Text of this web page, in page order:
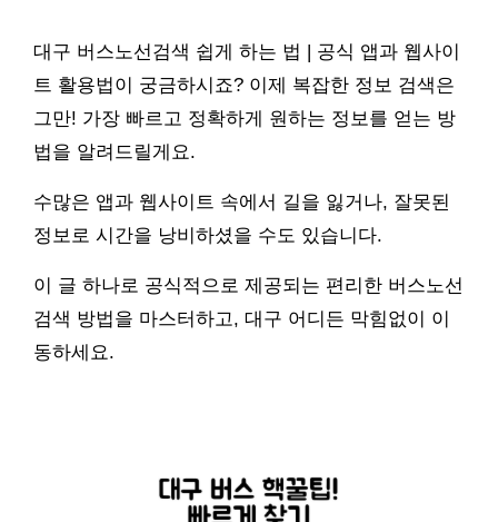
대구 버스노선검색 쉽게 하는 법 | 공식 앱과 웹사이
트 활용법이 궁금하시죠? 이제 복잡한 정보 검색은
그만! 가장 빠르고 정확하게 원하는 정보를 얻는 방
법을 알려드릴게요.
수많은 앱과 웹사이트 속에서 길을 잃거나, 잘못된
정보로 시간을 낭비하셨을 수도 있습니다.
이 글 하나로 공식적으로 제공되는 편리한 버스노선
검색 방법을 마스터하고, 대구 어디든 막힘없이 이
동하세요.